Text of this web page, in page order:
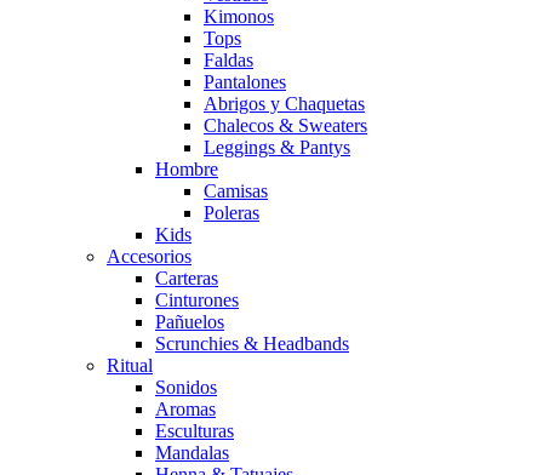
Kimonos
Tops
Faldas
Pantalones
Abrigos y Chaquetas
Chalecos & Sweaters
Leggings & Pantys
Hombre
Camisas
Poleras
Kids
Accesorios
Carteras
Cinturones
Pañuelos
Scrunchies & Headbands
Ritual
Sonidos
Aromas
Esculturas
Mandalas